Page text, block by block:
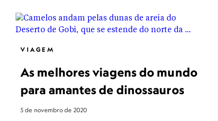
VIAGEM
As melhores viagens do mundo
para amantes de dinossauros
5 de novembro de 2020